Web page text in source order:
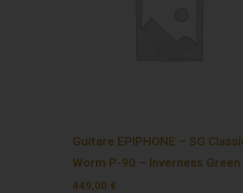
Guitare EPIPHONE – SG
Worm P-90 – Inverness Green
449,00 €